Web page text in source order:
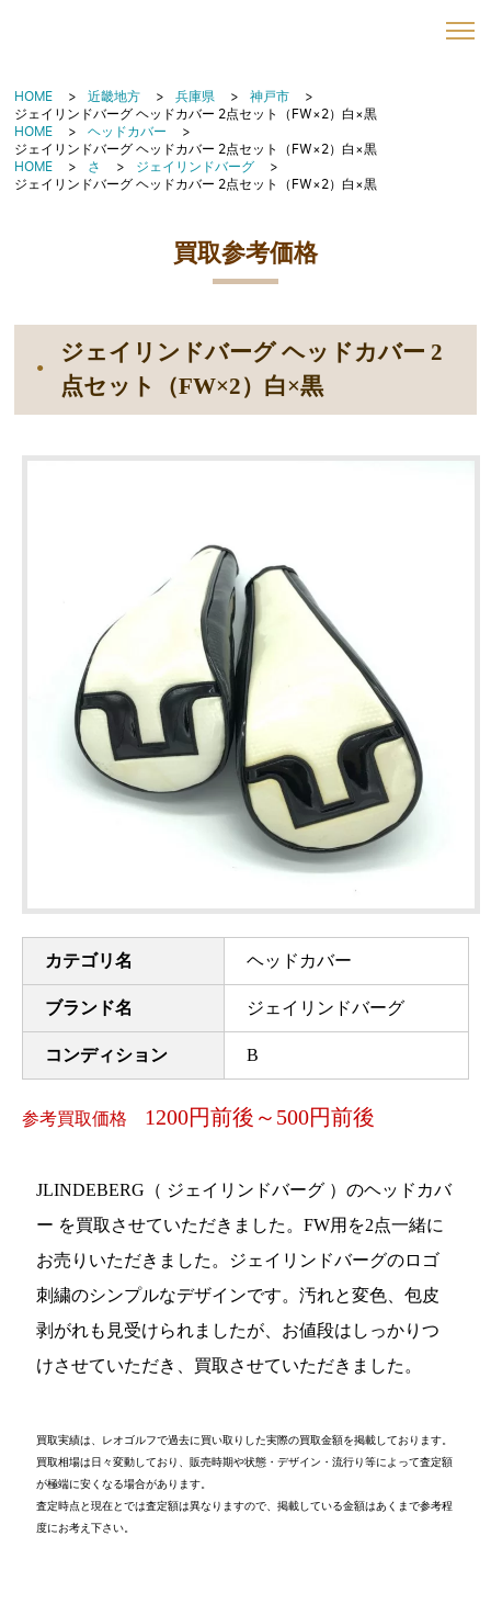
HOME 近畿地方 兵庫県
神戸市
ジェイリンドバーグ ヘッドカバー 2点セット（FW×2）白×黒
HOME
ヘッドカバー
ジェイリンドバーグ ヘッドカバー 2点セット（FW×2）白×黒
HOME
さ
ジェイリンドバーグ
ジェイリンドバーグ ヘッドカバー 2点セット（FW×2）白×黒
買取参考価格
ジェイリンドバーグ ヘッドカバー 2
点セット（FW×2）白×黒
カテゴリ名 ヘッドカバー
ブランド名 ジェイリンドバーグ
コンディション B
参考買取価格 1200円前後～500円前後
JLINDEBERG（ ジェイリンドバーグ ）のヘッドカバ
ー を買取させていただきました。FW用を2点一緒に
お売りいただきました。ジェイリンドバーグのロゴ
刺繍のシンプルなデザインです。汚れと変色、包皮
剥がれも見受けられましたが、お値段はしっかりつ
けさせていただき、買取させていただきました。
買取実績は、レオゴルフで過去に買い取りした実際の買取金額を掲載しております。
買取相場は日々変動しており、販売時期や状態・デザイン・流行り等によって査定額
が極端に安くなる場合があります。
査定時点と現在とでは査定額は異なりますので、掲載している金額はあくまで参考程
度にお考え下さい。